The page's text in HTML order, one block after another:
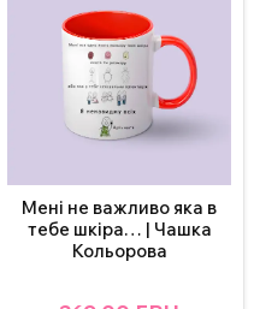
Мені не важливо яка в
тебе шкіра… | Чашка
Кольорова